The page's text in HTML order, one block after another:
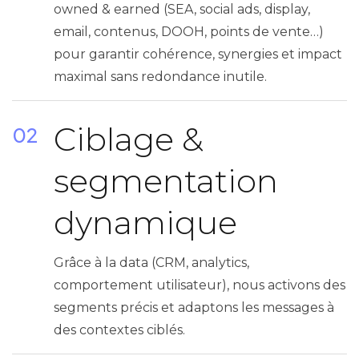
owned & earned (SEA, social ads, display,
email, contenus, DOOH, points de vente…)
pour garantir cohérence, synergies et impact
maximal sans redondance inutile.
02
Ciblage &
segmentation
dynamique
Grâce à la data (CRM, analytics,
comportement utilisateur), nous activons des
segments précis et adaptons les messages à
des contextes ciblés.